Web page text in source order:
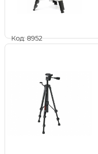
Код: 8952